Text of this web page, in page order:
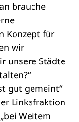
brauche
Konzept für
wir
unsere Städte
gut gemeint“
Linksfraktion
Weitem